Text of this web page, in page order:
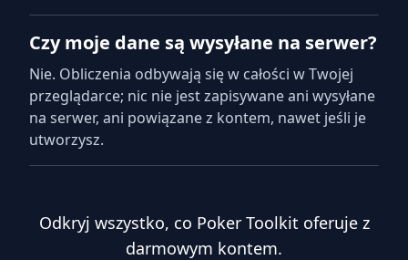
Czy moje dane są wysyłane na serwer?
Nie. Obliczenia odbywają się w całości w Twojej
przeglądarce; nic nie jest zapisywane ani wysyłane
na serwer, ani powiązane z kontem, nawet jeśli je
utworzysz.
Odkryj wszystko, co Poker Toolkit oferuje z
darmowym kontem.